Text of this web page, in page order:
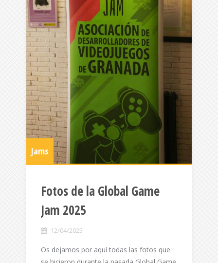
Jams
Fotos de la Global Game
Jam 2025
12/04/2025
Os dejamos por aquí todas las fotos que